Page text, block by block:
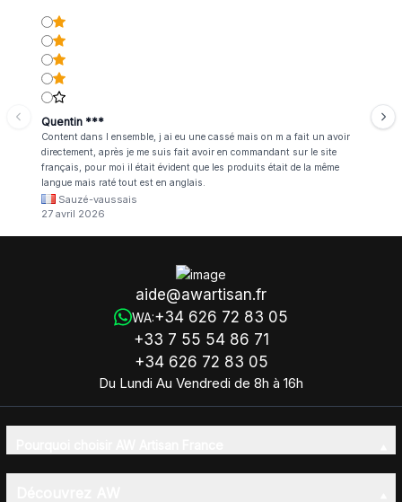
Quentin ***
Content dans l ensemble, j ai eu une cassé mais on m a fait un avoir
directement, après je me suis fait avoir en commandant sur le site
français, pour moi il était évident que les produits était de la même
langue mais raté tout est en anglais.
Sauzé-vaussais
27 avril 2026
aide@awartisan.fr
WA:+34 626 72 83 05
+33 7 55 54 86 71
+34 626 72 83 05
Du Lundi Au Vendredi de 8h à 16h